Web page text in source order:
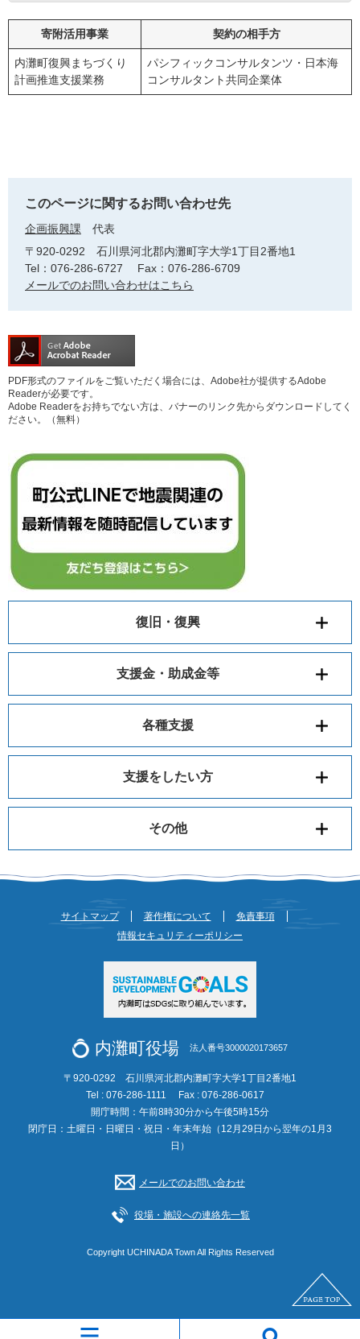
寄附活用事業 契約の相手方
内灘町復興まちづくり
計画推進支援業務
パシフィックコンサルタンツ・日本海
コンサルタント共同企業体
このページに関するお問い合わせ先
企画振興課
代表
〒920-0292
石川県河北郡内灘町字大学1丁目2番地1
Tel：076-286-6727
Fax：076-286-6709
メールでのお問い合わせはこちら
PDF形式のファイルをご覧いただく場合には、Adobe社が提供するAdobe
Readerが必要です。
Adobe Readerをお持ちでない方は、バナーのリンク先からダウンロードしてく
ださい。（無料）
復旧・復興
支援金・助成金等
各種支援
支援をしたい方
その他
サイトマップ 著作権について
免責事項
情報セキュリティーポリシー
内灘町役場 法人番号3000020173657
〒920-0292 石川県河北郡内灘町字大学1丁目2番地1
Tel : 076-286-1111
Fax : 076-286-0617
開庁時間：午前8時30分から午後5時15分
閉庁日：土曜日・日曜日・祝日・年末年始（12月29日から翌年の1月3
日）
メールでのお問い合わせ
役場・施設への連絡先一覧
Copyright UCHINADA Town All Rights Reserved